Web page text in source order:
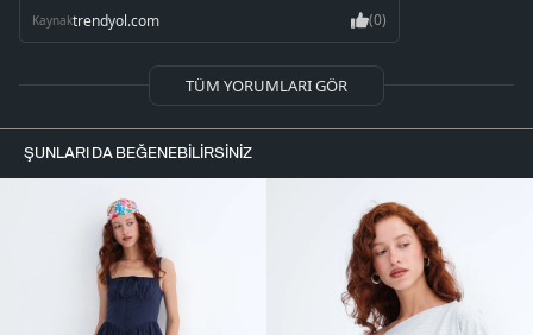
Kaynaktrendyol.com (0)
TÜM YORUMLARI GÖR
ŞUNLARI DA BEĞENEBILIRSINIZ